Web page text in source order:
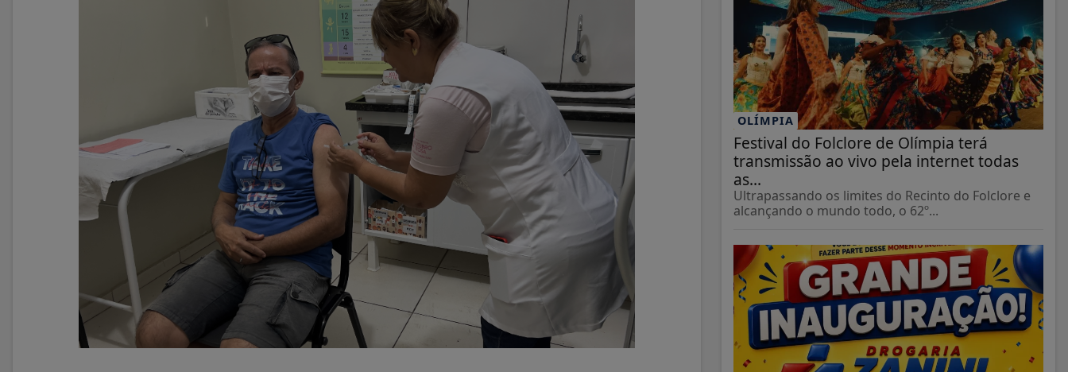
OLÍMPIA
Festival do Folclore de Olímpia terá
transmissão ao vivo pela internet todas
as...
Ultrapassando os limites do Recinto do Folclore e
alcançando o mundo todo, o 62º...